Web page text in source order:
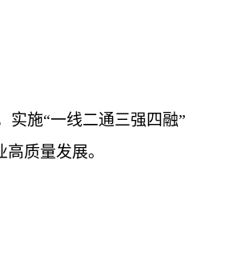
实施“一线二通三强四融”
质量发展。